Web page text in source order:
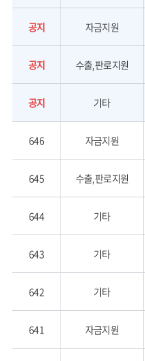
공지 자금지원
공지 수출,판로지원
공지 기타
646 자금지원
645 수출,판로지원
644 기타
643 기타
642 기타
641 자금지원